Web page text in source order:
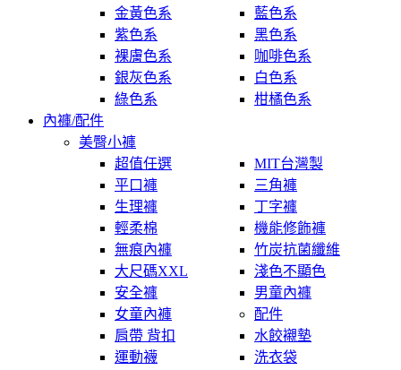
金黃色系
藍色系
紫色系
黑色系
裸膚色系
咖啡色系
銀灰色系
白色系
綠色系
柑橘色系
內褲/配件
美臀小褲
超值任選
MIT台灣製
平口褲
三角褲
生理褲
丁字褲
輕柔棉
機能修飾褲
無痕內褲
竹炭抗菌纖維
大尺碼XXL
淺色不顯色
安全褲
男童內褲
女童內褲
配件
肩帶 背扣
水餃襯墊
運動襪
洗衣袋